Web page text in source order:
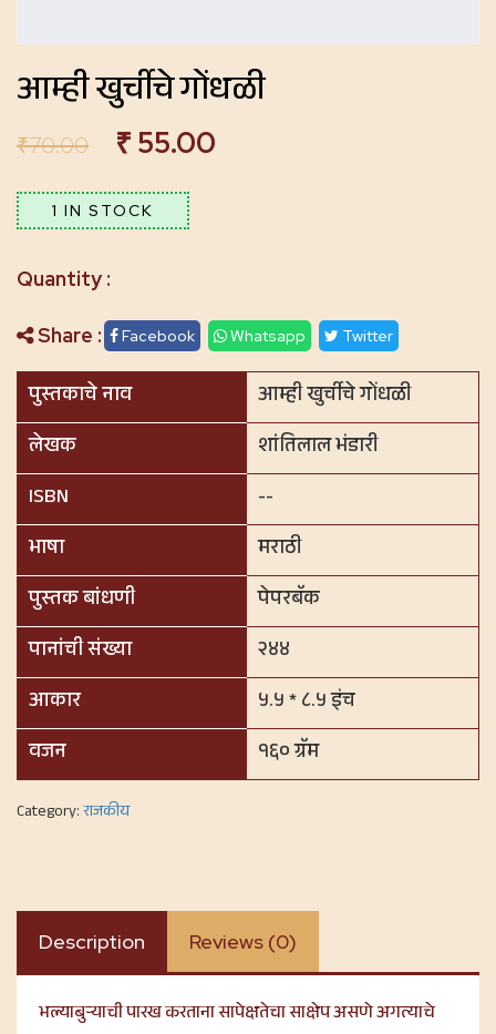
आम्ही खुर्चीचे गोंधळी
₹70.00 ₹ 55.00
1 IN STOCK
Share : Facebook Whatsapp Twitter
पुस्तकाचे नाव
आम्ही खुर्चीचे गोंधळी
लेखक
शांतिलाल भंडारी
ISBN
--
भाषा
मराठी
पुस्तक बांधणी
पेपरबॅक
पानांची संख्या
२४४
आकार
५.५ * ८.५ इंच
वजन
१६० ग्रॅम
Category:राजकीय
Description Reviews (0)
भल्याबुऱ्याची पारख करताना सापेक्षतेचा साक्षेप असणे अगत्याचे